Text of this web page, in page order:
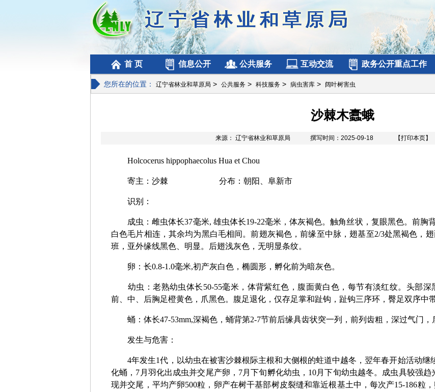
首 页 信息公开 公共服务 互动交流 政务公开重点工作
您所在的位置： 辽宁省林业和草原局 > 公共服务 > 科技服务 > 病虫害库 > 阔叶树害虫
沙棘木蠹蛾
来源： 辽宁省林业和草原局 撰写时间：2025-09-18 【打印本页】
Holcocerus hippophaecolus Hua et Chou
寄主：沙棘 分布：朝阳、阜新市
识别：
成虫：雌虫体长37毫米, 雄虫体长19-22毫米，体灰褐色。触角丝状，复眼黑色。前胸
白色毛片相连，其余均为黑白毛相间。前翅灰褐色，前缘至中脉，翅基至2/3处黑褐色，
班，亚外缘线黑色、明显。后翅浅灰色，无明显条纹。
卵：长0.8-1.0毫米,初产灰白色，椭圆形，孵化前为暗灰色。
幼虫：老熟幼虫体长50-55毫米，体背紫红色，腹面黄白色，每节有淡红纹。头部深
前、中、后胸足橙黄色，爪黑色。腹足退化，仅存足掌和趾钩，趾钩三序环，臀足双序中带
蛹：体长47-53mm,深褐色，蛹背第2-7节前后缘具齿状突一列，前列齿粗，深过气门，
发生与危害：
4年发生1代，以幼虫在被害沙棘根际主根和大侧根的蛀道中越冬，翌年春开始活动继
化蛹，7月羽化出成虫并交尾产卵，7月下旬孵化幼虫，10月下旬幼虫越冬。成虫具较强趋
现并交尾，平均产卵500粒，卵产在树干基部树皮裂缝和靠近根基土中，每次产15-186粒